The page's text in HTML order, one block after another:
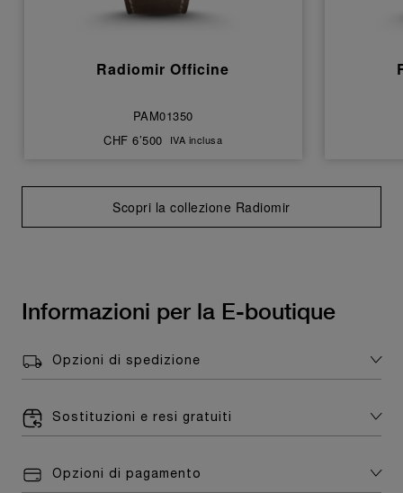
Radiomir Officine
PAM01350
CHF 6’500
IVA inclusa
Scopri la collezione Radiomir
Informazioni per la E-boutique
Opzioni di spedizione
Sostituzioni e resi gratuiti
Opzioni di pagamento